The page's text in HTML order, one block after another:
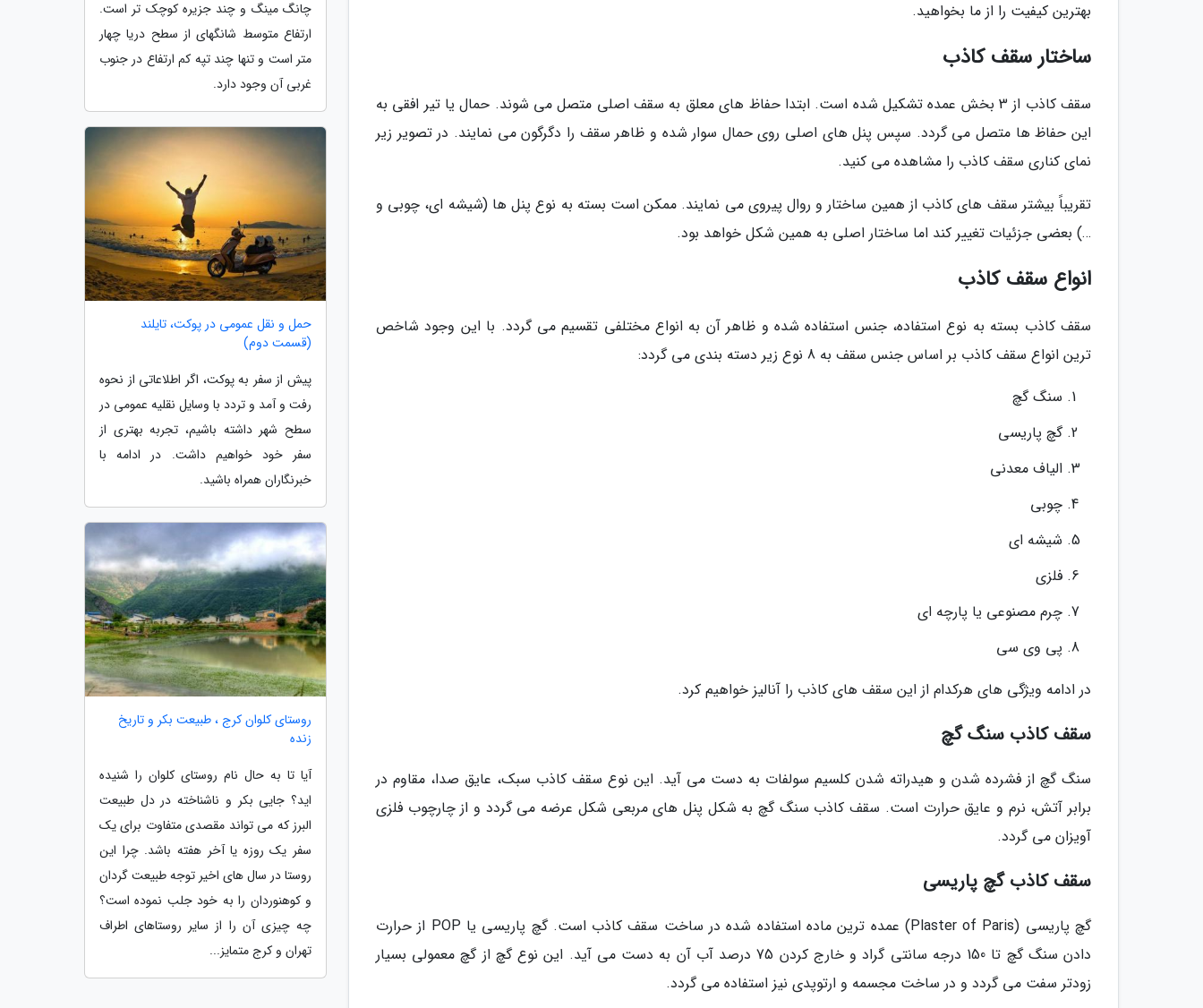
بهترین کیفیت را از ما بخواهید.
ساختار سقف کاذب
سقف کاذب از 3 بخش عمده تشکیل شده است. ابتدا حفاظ های معلق به سقف اصلی متصل می شوند. حمال یا تیر افقی به
این حفاظ ها متصل می گردد. سپس پنل های اصلی روی حمال سوار شده و ظاهر سقف را دگرگون می نمایند. در تصویر زیر
نمای کناری سقف کاذب را مشاهده می کنید.
تقریباً بیشتر سقف های کاذب از همین ساختار و روال پیروی می نمایند. ممکن است بسته به نوع پنل ها (شیشه ای، چوبی و
…) بعضی جزئیات تغییر کند اما ساختار اصلی به همین شکل خواهد بود.
انواع سقف کاذب
سقف کاذب بسته به نوع استفاده، جنس استفاده شده و ظاهر آن به انواع مختلفی تقسیم می گردد. با این وجود شاخص
ترین انواع سقف کاذب بر اساس جنس سقف به 8 نوع زیر دسته بندی می گردد:
سنگ گچ
گچ پاریسی
الیاف معدنی
چوبی
شیشه ای
فلزی
چرم مصنوعی یا پارچه ای
پی وی سی
در ادامه ویژگی های هرکدام از این سقف های کاذب را آنالیز خواهیم کرد.
سقف کاذب سنگ گچ
سنگ گچ از فشرده شدن و هیدراته شدن کلسیم سولفات به دست می آید. این نوع سقف کاذب سبک، عایق صدا، مقاوم در
برابر آتش، نرم و عایق حرارت است. سقف کاذب سنگ گچ به شکل پنل های مربعی شکل عرضه می گردد و از چارچوب فلزی
آویزان می گردد.
سقف کاذب گچ پاریسی
گچ پاریسی (Plaster of Paris) عمده ترین ماده استفاده شده در ساخت سقف کاذب است. گچ پاریسی یا POP از حرارت
دادن سنگ گچ تا 150 درجه سانتی گراد و خارج کردن 75 درصد آب آن به دست می آید. این نوع گچ از گچ معمولی بسیار
زودتر سفت می گردد و در ساخت مجسمه و ارتوپدی نیز استفاده می گردد.
چانگ مینگ و چند جزیره کوچک تر است.
ارتفاع متوسط شانگهای از سطح دریا چهار
متر است و تنها چند تپه کم ارتفاع در جنوب
غربی آن وجود دارد.
حمل و نقل عمومی در پوکت، تایلند
(قسمت دوم)
پیش از سفر به پوکت، اگر اطلاعاتی از نحوه
رفت و آمد و تردد با وسایل نقلیه عمومی در
سطح شهر داشته باشیم، تجربه بهتری از
سفر خود خواهیم داشت. در ادامه با
خبرنگاران همراه باشید.
روستای کلوان کرج ، طبیعت بکر و تاریخ
زنده
آیا تا به حال نام روستای کلوان را شنیده
اید؟ جایی بکر و ناشناخته در دل طبیعت
البرز که می تواند مقصدی متفاوت برای یک
سفر یک روزه یا آخر هفته باشد. چرا این
روستا در سال های اخیر توجه طبیعت گردان
و کوهنوردان را به خود جلب نموده است؟
چه چیزی آن را از سایر روستاهای اطراف
تهران و کرج متمایز...